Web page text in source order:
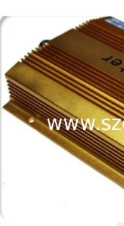
NOUVELLES
CAS
DEMANDER
UN DEVIS
PLAN